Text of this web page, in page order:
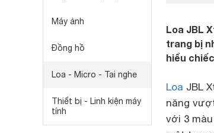
Máy ảnh
Đồng hồ
Loa - Micro - Tai nghe
Thiết bị - Linh kiện máy
tính
Loa JBL
trang bị
hiểu
Loa JBL
năng
với 3